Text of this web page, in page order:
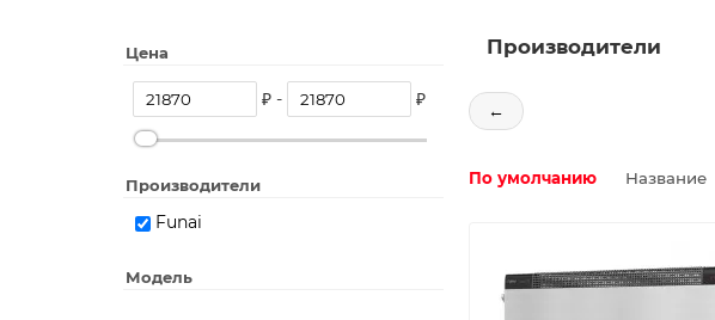
Цена
₽ - ₽
Производители
Funai
Модель
Производители
←
По умолчанию Название